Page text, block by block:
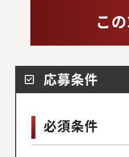
こ
応募条件
必須条件